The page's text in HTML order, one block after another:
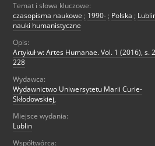
Temat i słowa kluczowe:
czasopisma naukowe ; 1990- ; Polska ;
nauki humanistyczne
Opis:
Artykuł w: Artes Humanae. Vol. 1 (2016), s.
228
Wydawca:
Wydawnictwo Uniwersytetu Marii Curie-
Skłodowskiej,
Miejsce wydania:
Lublin
Współtwórca: